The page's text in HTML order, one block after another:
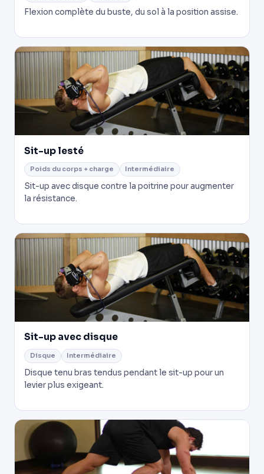
Flexion complète du buste, du sol à la position assise.
Sit-up lesté
Poids du corps + charge Intermédiaire
Sit-up avec disque contre la poitrine pour augmenter
la résistance.
Sit-up avec disque
Disque Intermédiaire
Disque tenu bras tendus pendant le sit-up pour un
levier plus exigeant.